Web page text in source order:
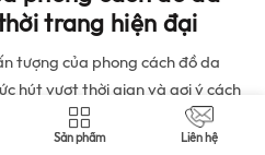
trang hiện đại
tượng của phong cách đồ da
hút vượt thời gian và gợi ý cách
này một cách tinh tế.
Sản phẩm Liên hệ
PHẨM